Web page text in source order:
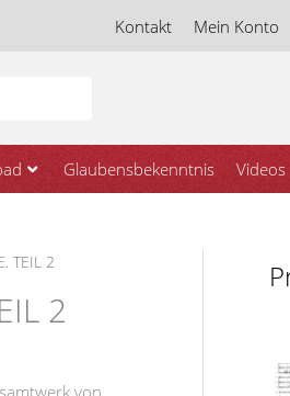
Kontakt Mein Konto
Glaubensbekenntnis Videos
TEIL 2
2